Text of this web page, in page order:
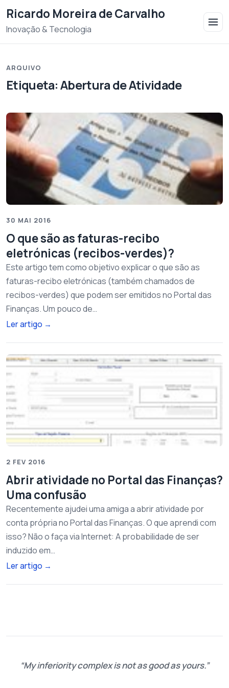
Ricardo Moreira de Carvalho
Inovação & Tecnologia
ARQUIVO
Etiqueta:Abertura de Atividade
30 MAI 2016
O que são as faturas-recibo
eletrónicas (recibos-verdes)?
Este artigo tem como objetivo explicar o que são as
faturas-recibo eletrónicas (também chamados de
recibos-verdes) que podem ser emitidos no Portal das
Finanças. Um pouco de…
Ler artigo →
2 FEV 2016
Abrir atividade no Portal das Finanças?
Uma confusão
Recentemente ajudei uma amiga a abrir atividade por
conta própria no Portal das Finanças. O que aprendi com
isso? Não o faça via Internet: A probabilidade de ser
induzido em…
Ler artigo →
My inferiority complex is not as good as yours.